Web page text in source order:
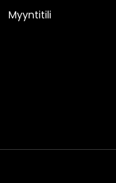
Myyntitili